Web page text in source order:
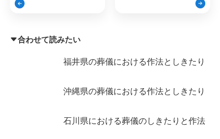
合わせて読みたい
福井県の葬儀における作法としきたり
沖縄県の葬儀における作法としきたり
石川県における葬儀のしきたりと作法